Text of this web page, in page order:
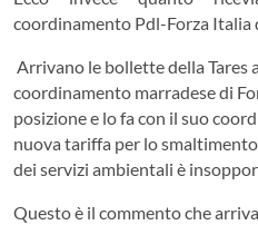
coordinamento Pdl-Forza Italia
Arrivano le bollette della Tares
coordinamento marradese di
posizione e lo fa con il suo
nuova tariffa per lo
dei servizi ambientali è
Questo è il commento che